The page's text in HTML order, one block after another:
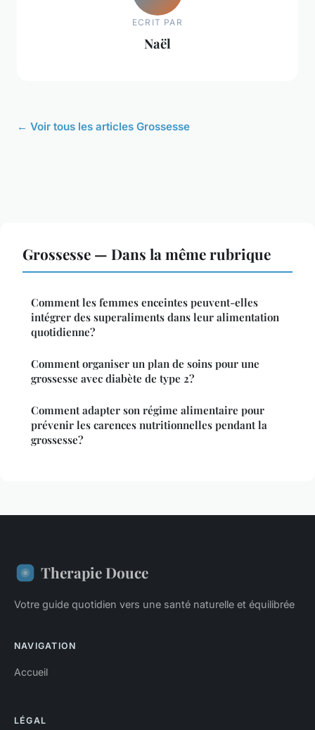
ECRIT PAR
Naël
← Voir tous les articles Grossesse
Grossesse — Dans la même rubrique
Comment les femmes enceintes peuvent-elles
intégrer des superaliments dans leur alimentation
quotidienne?
Comment organiser un plan de soins pour une
grossesse avec diabète de type 2?
Comment adapter son régime alimentaire pour
prévenir les carences nutritionnelles pendant la
grossesse?
Therapie Douce
Votre guide quotidien vers une santé naturelle et équilibrée
NAVIGATION
Accueil
LÉGAL